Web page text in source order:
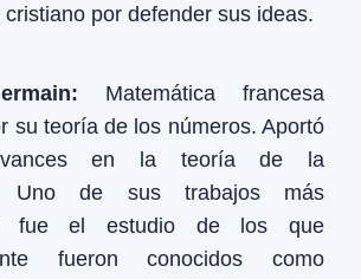
por defender sus ideas.
Matemática francesa
su teoría de los números. Aportó
en la teoría de la
Uno de sus trabajos más
fue el estudio de los que
fueron conocidos como